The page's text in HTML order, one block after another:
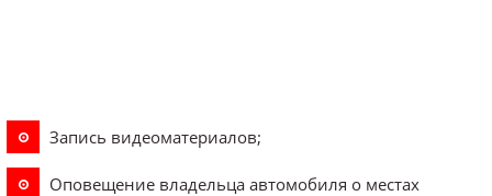
Запись видеоматериалов;
Оповещение владельца автомобиля о местах